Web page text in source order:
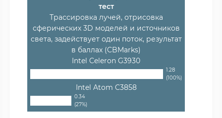
тест
Трассировка лучей, отрисовка
сферических 3D моделей и источников
света, задействует один поток, результат
в баллах (CBMarks)
Intel Celeron G3930
1.28
(100%)
Intel Atom C3858
0.34
(27%)